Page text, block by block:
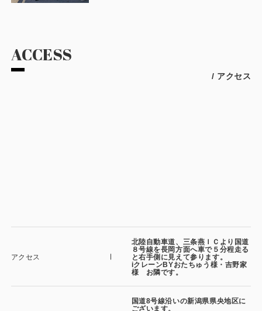
ACCESS
/ アクセス
アクセス
北陸自動車道、三条燕ＩＣより国道
８号線を長岡方面へ車で５分程走る
と右手側に見えて参ります。
iクレーンBYおたちゅう様・吉野家
様 お隣です。
国道8号線沿いの新潟県県央地区に
ございます。